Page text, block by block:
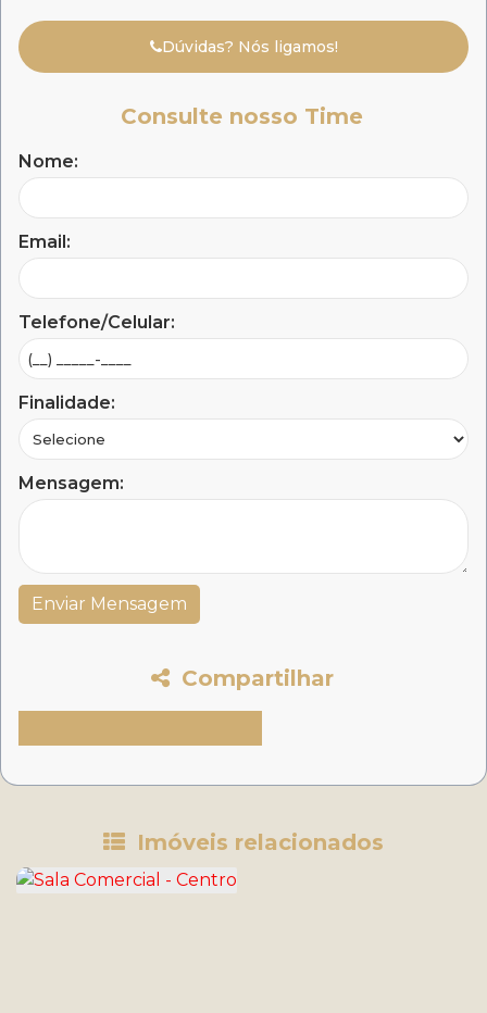
Dúvidas? Nós ligamos!
Consulte nosso Time
Nome:
Email:
Telefone/Celular:
Finalidade:
Mensagem:
Compartilhar
Imóveis relacionados